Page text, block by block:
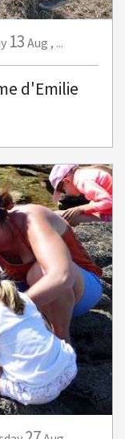
13 Aug , ...
d'Emilie